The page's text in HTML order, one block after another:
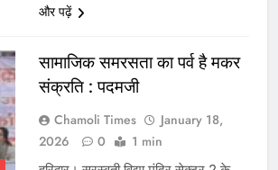
और पढ़ें
सामाजिक समरसता का पर्व है मकर
संक्रति : पदमजी
Chamoli Times
January 18,
2026
0 1 min